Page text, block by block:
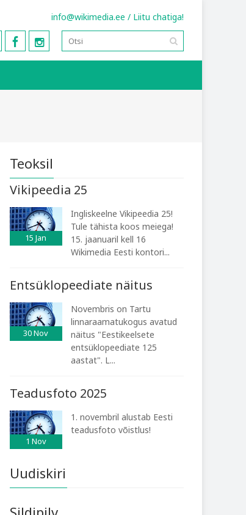
info@wikimedia.ee / Liitu chatiga!
Teoksil
Vikipeedia 25
15 Jan
Ingliskeelne Vikipeedia 25!
Tule tähista koos meiega!
15. jaanuaril kell 16
Wikimedia Eesti kontori...
Entsüklopeediate näitus
30Nov
Novembris on Tartu
linnaraamatukogus avatud
näitus "Eestikeelsete
entsüklopeediate 125
aastat". L...
Teadusfoto 2025
1 Nov
1. novembril alustab Eesti
teadusfoto võistlus!
Uudiskiri